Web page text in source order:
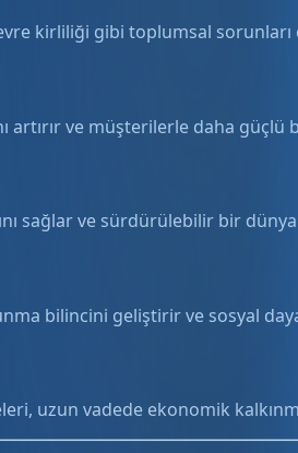
kirliliği gibi toplumsal sorunları
ve müşterilerle daha güçlü
sağlar ve sürdürülebilir bir dünya
bilincini geliştirir ve sosyal
uzun vadede ekonomik